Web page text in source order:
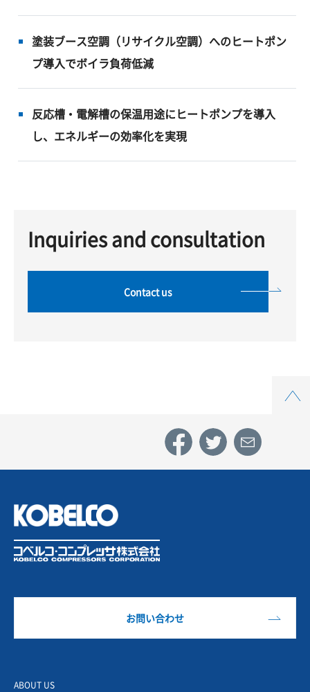
塗装ブース空調（リサイクル空調）へのヒートポン
プ導入でボイラ負荷低減
反応槽・電解槽の保温用途にヒートポンプを導入
し、エネルギーの効率化を実現
Inquiries and consultation
Contact us
お問い合わせ
ABOUT US